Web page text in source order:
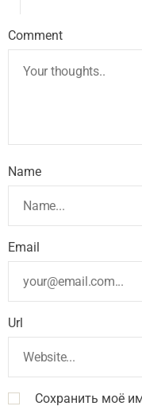
Comment
Name
Email
Url
Сохранить моё